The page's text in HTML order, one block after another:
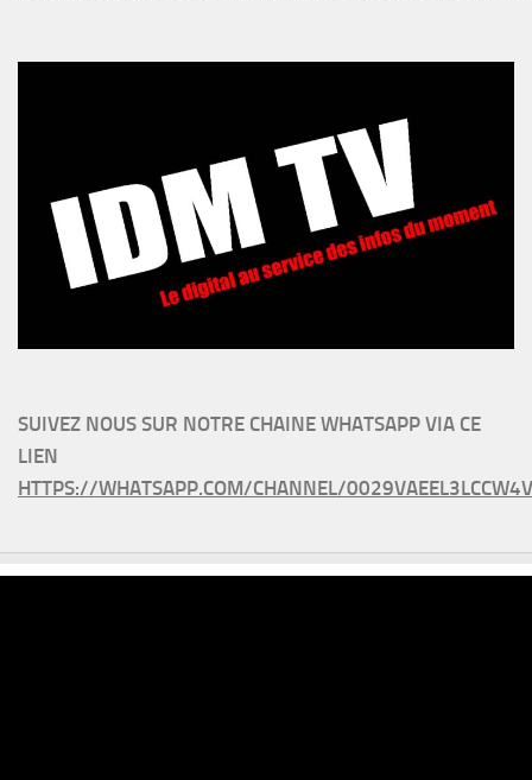
SUIVEZ NOUS SUR NOTRE CHAINE WHATSAPP VIA CE
LIEN
HTTPS://WHATSAPP.COM/CHANNEL/